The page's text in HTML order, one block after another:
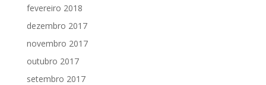
fevereiro 2018
dezembro 2017
novembro 2017
outubro 2017
setembro 2017